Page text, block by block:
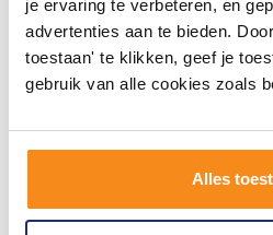
je ervaring te verbeteren, en
advertenties aan te bieden.
toestaan' te klikken, geef je
gebruik van alle cookies zoals
Alles